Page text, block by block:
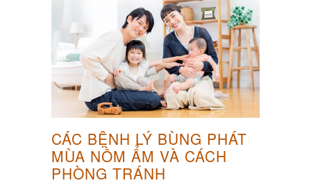
CÁC BỆNH LÝ BÙNG PHÁT
MÙA NỒM ẨM VÀ CÁCH
PHÒNG TRÁNH